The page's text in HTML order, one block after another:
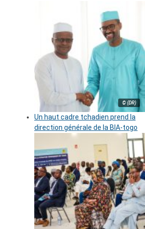
© (DR)
Un haut cadre tchadien prend la
direction générale de la BIA-togo